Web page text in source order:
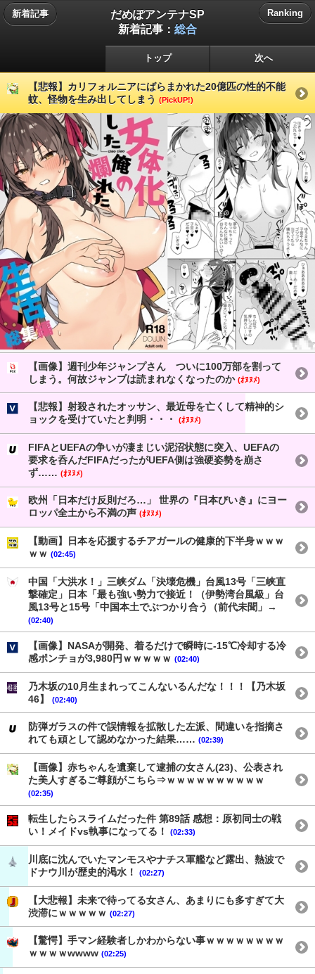
新着記事
だめぽアンテナSP
新着記事： 総合
Ranking
トップ 次へ
【悲報】カリフォルニアにばらまかれた20億匹の性的不能
蚊、怪物を生み出してしまう (PickUP!)
【画像】週刊少年ジャンプさん ついに100万部を割って
しまう。何故ジャンプは読まれなくなったのか (ｵﾇﾇﾒ)
【悲報】射殺されたオッサン、最近母を亡くして精神的シ
ョックを受けていたと判明・・・
(ｵﾇﾇﾒ)
FIFAとUEFAの争いが凄まじい泥沼状態に突入、UEFAの
要求を呑んだFIFAだったがUEFA側は強硬姿勢を崩さ
ず…… (ｵﾇﾇﾒ)
欧州「日本だけ反則だろ…」 世界の『日本びいき』にヨー
ロッパ全土から不満の声 (ｵﾇﾇﾒ)
【動画】日本を応援するチアガールの健康的下半身ｗｗｗ
ｗｗ (02:45)
中国「大洪水！」三峡ダム「決壊危機」台風13号「三峡直
撃確定」日本「最も強い勢力で接近！（伊勢湾台風級」台
風13号と15号「中国本土でぶつかり合う（前代未聞」→
(02:40)
【画像】NASAが開発、着るだけで瞬時に-15℃冷却する冷
感ポンチョが3,980円ｗｗｗｗｗ (02:40)
乃木坂の10月生まれってこんないるんだな！！！【乃木坂
46】
(02:40)
防弾ガラスの件で誤情報を拡散した左派、間違いを指摘さ
れても頑として認めなかった結果…… (02:39)
【画像】赤ちゃんを遺棄して逮捕の女さん(23)、公表され
た美人すぎるご尊顔がこちら⇒ｗｗｗｗｗｗｗｗｗｗ
(02:35)
転生したらスライムだった件 第89話 感想：原初同士の戦
い！メイドvs執事になってる！
(02:33)
川底に沈んでいたマンモスやナチス軍艦など露出、熱波で
ドナウ川が歴史的渇水！
(02:27)
【大悲報】未来で待ってる女さん、あまりにも多すぎて大
渋滞にｗｗｗｗｗ (02:27)
【驚愕】手マン経験者しかわからない事ｗｗｗｗｗｗｗｗ
ｗｗｗｗwwww (02:25)